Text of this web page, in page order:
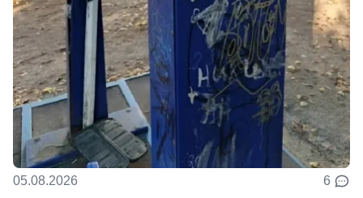
05.08.2026 6